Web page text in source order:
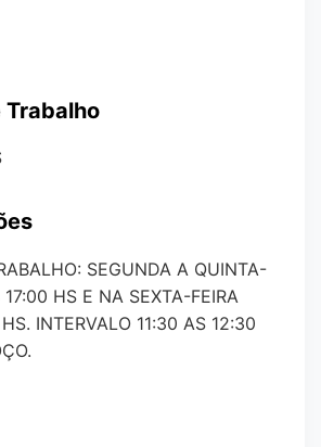
Trabalho
SEGUNDA A QUINTA-
HS E NA SEXTA-FEIRA
INTERVALO 11:30 AS 12:30